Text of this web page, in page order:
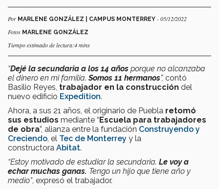
Por MARLENE GONZÁLEZ | CAMPUS MONTERREY - 05/12/2022
Fotos MARLENE GONZÁLEZ
Tiempo estimado de lectura:4 mins
“Dejé la secundaria a los 14 años porque no alcanzaba
el dinero en mi familia.Somos 11 hermanos”, contó
Basilio Reyes, trabajador en la construcción del
nuevo edificio Expedition.
Ahora, a sus 21 años, el originario de Puebla retomó
sus estudios mediante “Escuela para trabajadores
de obra”, alianza entre la fundación Construyendo y
Creciendo , el Tec de Monterrey y la
constructora Abitat.
“Estoy motivado de estudiar la secundaria. Le voy a
echar muchas ganas. Tengo un hijo que tiene año y
medio”, expresó el trabajador.